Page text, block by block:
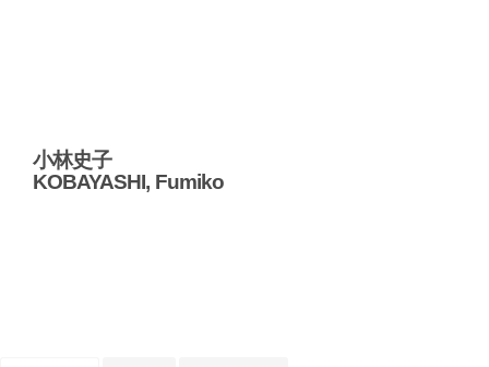
小林史子
KOBAYASHI, Fumiko